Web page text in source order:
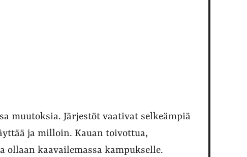
muutoksia. Järjestöt vaativat selkeämpiä
ja milloin. Kauan toivottua,
ollaan kaavailemassa kampukselle.